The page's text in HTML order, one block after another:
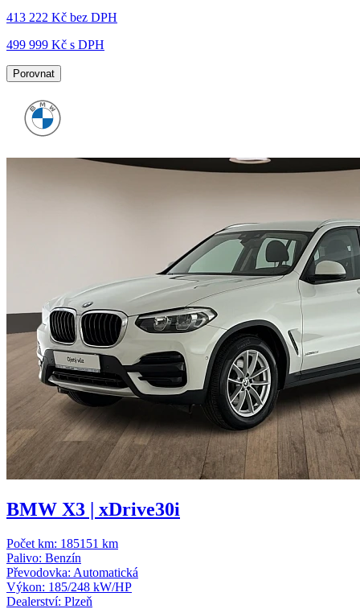
413 222 Kč bez DPH
499 999 Kč s DPH
Porovnat
BMW X3 | xDrive30i
Počet km: 185151 km
Palivo: Benzín
Převodovka: Automatická
Výkon: 185/248 kW/HP
Dealerství: Plzeň